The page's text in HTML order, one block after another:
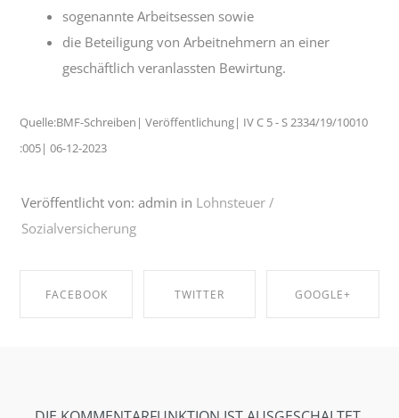
sogenannte Arbeitsessen sowie
die Beteiligung von Arbeitnehmern an einer
geschäftlich veranlassten Bewirtung.
Quelle:BMF-Schreiben| Veröffentlichung| IV C 5 - S 2334/19/10010
:005| 06-12-2023
Veröffentlicht von: admin in Lohnsteuer /
Sozialversicherung
FACEBOOK TWITTER GOOGLE+